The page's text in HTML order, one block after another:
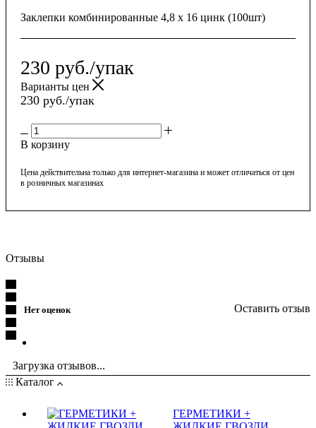
Заклепки комбинированные 4,8 x 16 цинк (100шт)
230 руб./упак
Варианты цен
230 руб./упак
В корзину
Цена действительна только для интернет-магазина и может отличаться от цен
в розничных магазинах
Отзывы
Нет оценок Оставить отзыв
Загрузка отзывов...
Каталог
ГЕРМЕТИКИ +